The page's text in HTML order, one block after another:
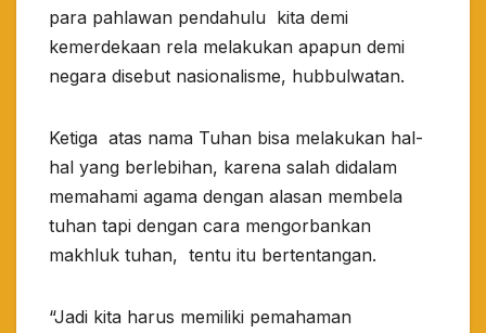
para pahlawan pendahulu kita demi
kemerdekaan rela melakukan apapun demi
negara disebut nasionalisme, hubbulwatan.
Ketiga atas nama Tuhan bisa melakukan hal-
hal yang berlebihan, karena salah didalam
memahami agama dengan alasan membela
tuhan tapi dengan cara mengorbankan
makhluk tuhan, tentu itu bertentangan.
“Jadi kita harus memiliki pemahaman